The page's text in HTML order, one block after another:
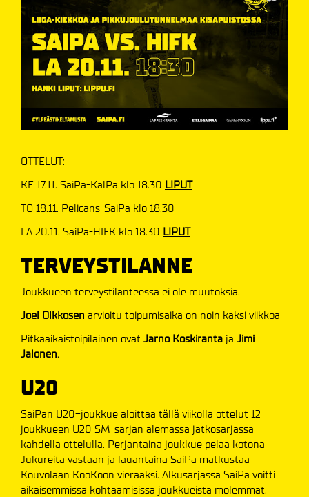
OTTELUT:
KE 17.11. SaiPa-KalPa klo 18.30 LIPUT
TO 18.11. Pelicans-SaiPa klo 18.30
LA 20.11. SaiPa-HIFK klo 18.30 LIPUT
TERVEYSTILANNE
Joukkueen terveystilanteessa ei ole muutoksia.
Joel Olkkosen arvioitu toipumisaika on noin kaksi viikkoa
Pitkäaikaistoipilainen ovat Jarno Koskiranta ja Jimi
Jalonen.
U20
SaiPan U20-joukkue aloittaa tällä viikolla ottelut 12
joukkueen U20 SM-sarjan alemassa jatkosarjassa
kahdella ottelulla. Perjantaina joukkue pelaa kotona
Jukureita vastaan ja lauantaina SaiPa matkustaa
Kouvolaan KooKoon vieraaksi. Alkusarjassa SaiPa voitti
aikaisemmissa kohtaamisissa joukkueista molemmat.